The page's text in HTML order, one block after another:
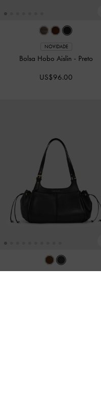
NOVIDADE
Bolsa Hobo Aislin - Preto
US$96.00